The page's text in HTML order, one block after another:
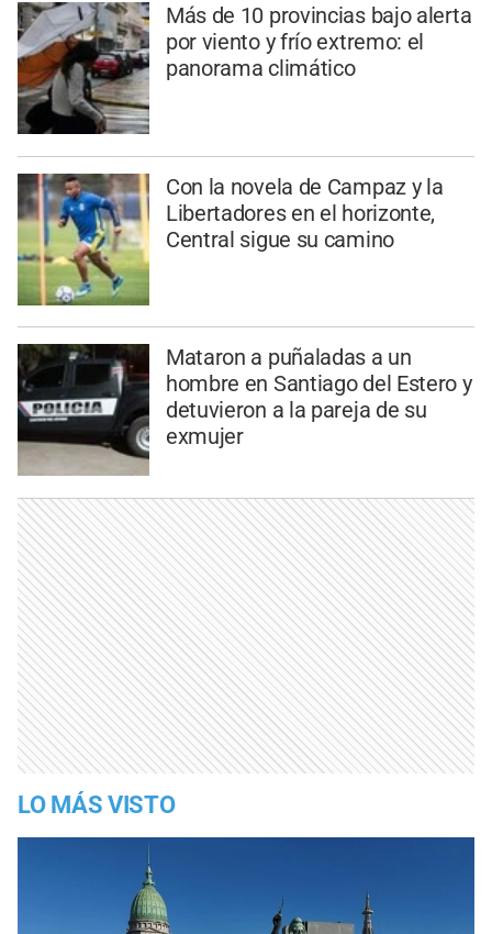
Más de 10 provincias bajo alerta
por viento y frío extremo: el
panorama climático
Con la novela de Campaz y la
Libertadores en el horizonte,
Central sigue su camino
Mataron a puñaladas a un
hombre en Santiago del Estero y
detuvieron a la pareja de su
exmujer
LO MÁS VISTO